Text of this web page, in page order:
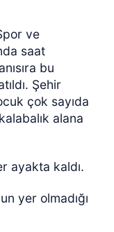
ve
saat
bu
Şehir
çok sayıda
alana
ayakta kaldı.
yer olmadığı